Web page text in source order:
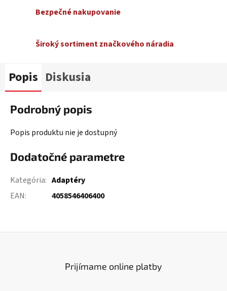
Bezpečné nakupovanie
Široký sortiment značkového náradia
Popis Diskusia
Podrobný popis
Popis produktu nie je dostupný
Dodatočné parametre
Kategória: Adaptéry
EAN: 4058546406400
Prijímame online platby